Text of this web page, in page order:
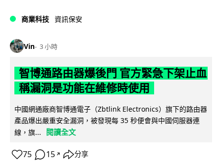
商業科技 資訊保安
Vin 3 小時
智博通路由器爆後門 官方緊急下架止血
稱漏洞是功能在維修時使用
中國網通廠商智博通電子（Zbtlink Electronics）旗下的路由器
產品爆出嚴重安全漏洞，被發現每 35 秒便會與中國伺服器連
線，旗...
閱讀全文
75 15 ↗ 分享